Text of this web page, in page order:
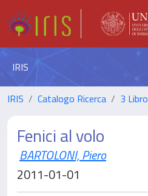
IRIS
IRIS Catalogo Ricerca 3 Libro
Fenici al volo
BARTOLONI, Piero
2011-01-01